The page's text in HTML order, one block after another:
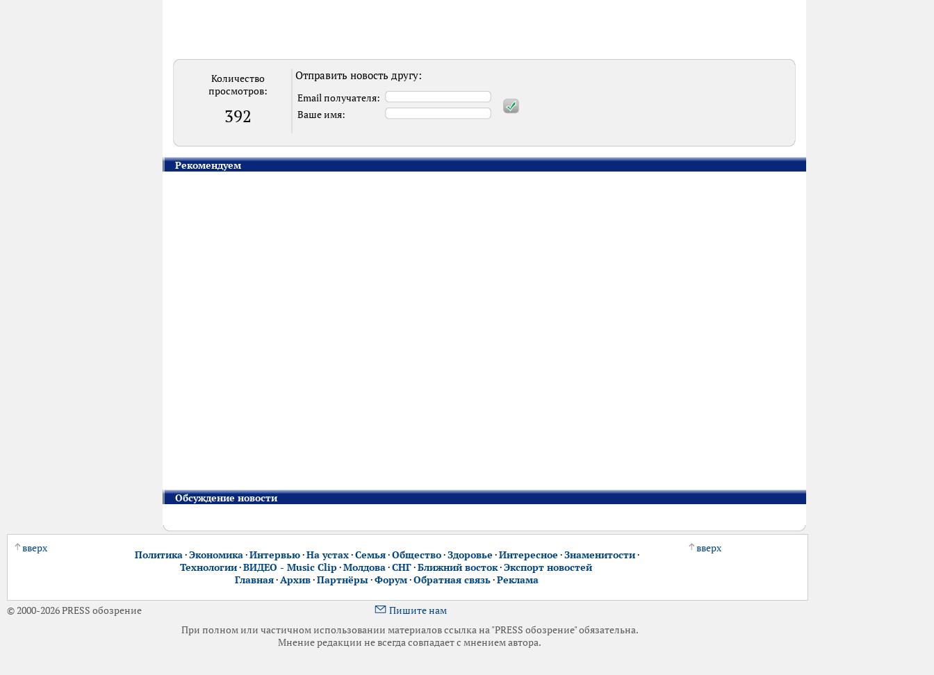
Количество
просмотров:
392
Отправить новость другу:
Email получателя:
Ваше имя:
Рекомендуем
Обсуждение новости
вверх
Политика·Экономика·Интервью·На устах·Семья·Общество·Здоровье ·Интересное ·Знаменитости·
Технологии·ВИДЕО - Music Clip ·Молдова·СНГ·Ближний восток·Экспорт новостей
Главная·Архив·Партнёры·Форум·Обратная связь·Реклама
вверх
© 2000-2026 PRESS обозрение
Пишите нам
При полном или частичном использовании материалов ссылка на "PRESS обозрение" обязательна.
Мнение редакции не всегда совпадает с мнением автора.